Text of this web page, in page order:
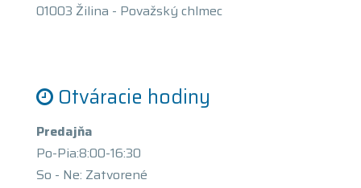
01003 Žilina - Považský chlmec
Otváracie hodiny
Predajňa
Po-Pia:8:00-16:30
So - Ne: Zatvorené